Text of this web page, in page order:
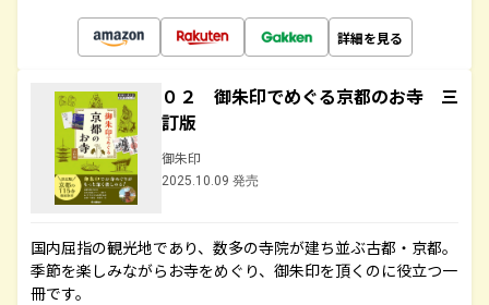
詳細を見る
０２ 御朱印でめぐる京都のお寺 三
訂版
御朱印
2025.10.09 発売
国内屈指の観光地であり、数多の寺院が建ち並ぶ古都・京都。
季節を楽しみながらお寺をめぐり、御朱印を頂くのに役立つ一
冊です。